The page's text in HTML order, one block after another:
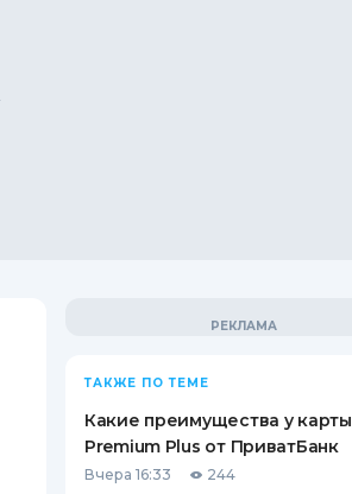
ТАКЖЕ ПО ТЕМЕ
Какие преимущества у карты
Premium Plus от ПриватБанк
Вчера 16:33 244